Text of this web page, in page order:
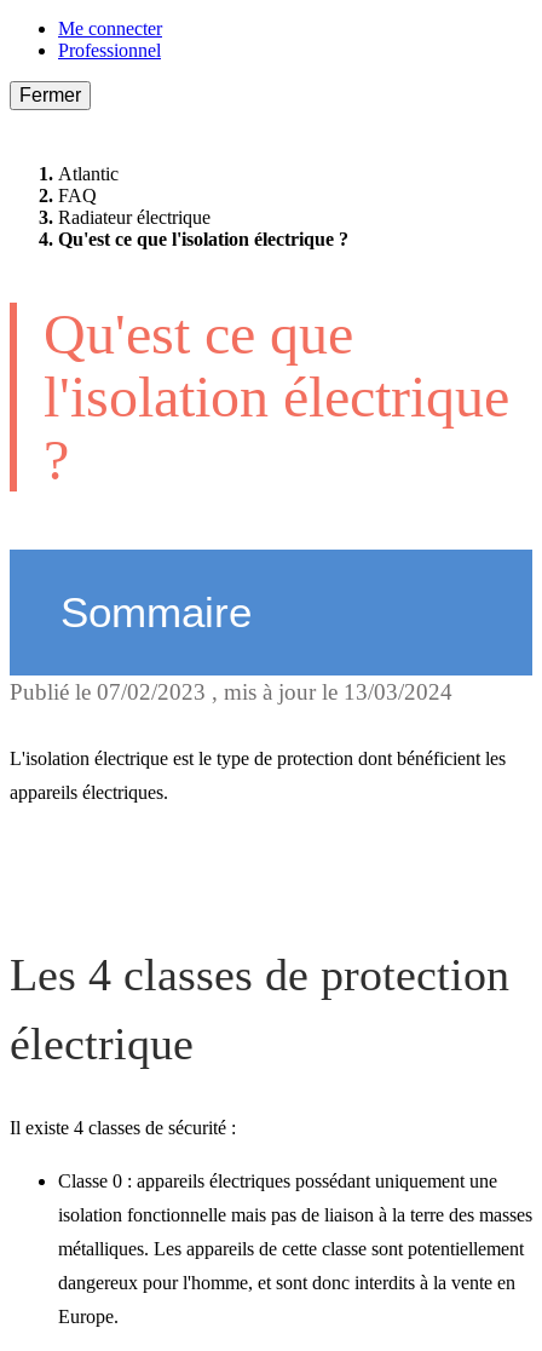
Me connecter
Professionnel
Fermer
Atlantic
FAQ
Radiateur électrique
Qu'est ce que l'isolation électrique ?
Qu'est ce que
l'isolation électrique
?
Sommaire
Les 4 classes de
électrique
Chauffage électrique dans
respecter
Publié le 07/02/2023 , mis à jour le 13/03/2024
L'isolation électrique est le type de protection dont bénéficient les
appareils électriques.
Les 4 classes de protection
électrique
Il existe 4 classes de sécurité :
Classe 0 : appareils électriques possédant uniquement une
isolation fonctionnelle mais pas de liaison à la terre des masses
métalliques. Les appareils de cette classe sont potentiellement
dangereux pour l'homme, et sont donc interdits à la vente en
Europe.